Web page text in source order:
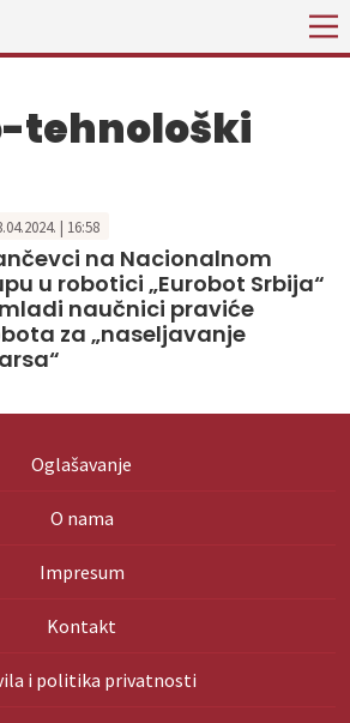
tehnološki
| 16:58
na Nacionalnom
u robotici „Eurobot Srbija“
naučnici praviće
za „naseljavanje
Oglašavanje
O nama
Impresum
Kontakt
i politika privatnosti